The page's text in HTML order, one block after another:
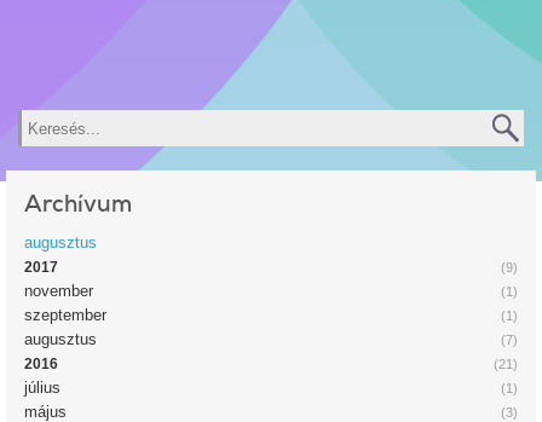
Keresés
Archívum
augusztus
(9)
2017
(1)
november
(1)
szeptember
(7)
augusztus
(21)
2016
(1)
július
(3)
május